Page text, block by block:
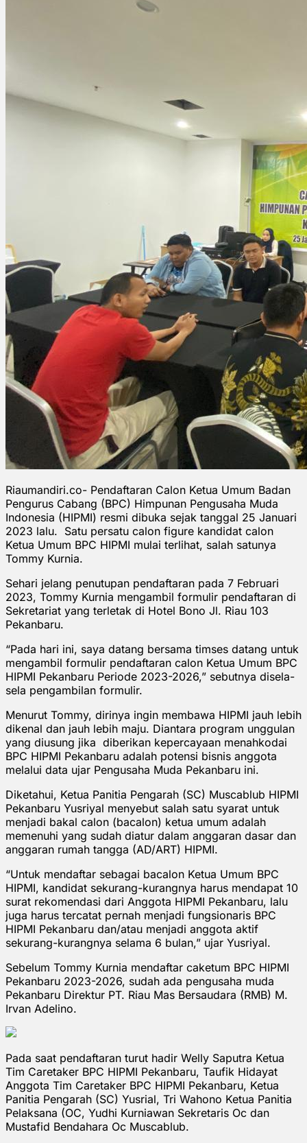
Riaumandiri.co- Pendaftaran Calon Ketua Umum Badan
Pengurus Cabang (BPC) Himpunan Pengusaha Muda
Indonesia (HIPMI) resmi dibuka sejak tanggal 25 Januari
2023 lalu. Satu persatu calon figure kandidat calon
Ketua Umum BPC HIPMI mulai terlihat, salah satunya
Tommy Kurnia.
Sehari jelang penutupan pendaftaran pada 7 Februari
2023, Tommy Kurnia mengambil formulir pendaftaran di
Sekretariat yang terletak di Hotel Bono Jl. Riau 103
Pekanbaru.
“Pada hari ini, saya datang bersama timses datang untuk
mengambil formulir pendaftaran calon Ketua Umum BPC
HIPMI Pekanbaru Periode 2023-2026,” sebutnya disela-
sela pengambilan formulir.
Menurut Tommy, dirinya ingin membawa HIPMI jauh lebih
dikenal dan jauh lebih maju. Diantara program unggulan
yang diusung jika diberikan kepercayaan menahkodai
BPC HIPMI Pekanbaru adalah potensi bisnis anggota
melalui data ujar Pengusaha Muda Pekanbaru ini.
Diketahui, Ketua Panitia Pengarah (SC) Muscablub HIPMI
Pekanbaru Yusriyal menyebut salah satu syarat untuk
menjadi bakal calon (bacalon) ketua umum adalah
memenuhi yang sudah diatur dalam anggaran dasar dan
anggaran rumah tangga (AD/ART) HIPMI.
“Untuk mendaftar sebagai bacalon Ketua Umum BPC
HIPMI, kandidat sekurang-kurangnya harus mendapat 10
surat rekomendasi dari Anggota HIPMI Pekanbaru, lalu
juga harus tercatat pernah menjadi fungsionaris BPC
HIPMI Pekanbaru dan/atau menjadi anggota aktif
sekurang-kurangnya selama 6 bulan,” ujar Yusriyal.
Sebelum Tommy Kurnia mendaftar caketum BPC HIPMI
Pekanbaru 2023-2026, sudah ada pengusaha muda
Pekanbaru Direktur PT. Riau Mas Bersaudara (RMB) M.
Irvan Adelino.
Pada saat pendaftaran turut hadir Welly Saputra Ketua
Tim Caretaker BPC HIPMI Pekanbaru, Taufik Hidayat
Anggota Tim Caretaker BPC HIPMI Pekanbaru, Ketua
Panitia Pengarah (SC) Yusrial, Tri Wahono Ketua Panitia
Pelaksana (OC, Yudhi Kurniawan Sekretaris Oc dan
Mustafid Bendahara Oc Muscablub.